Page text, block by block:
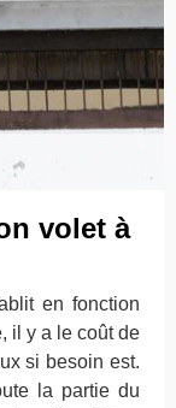
volet à
en fonction
il y a le coût de
si besoin est.
la partie du